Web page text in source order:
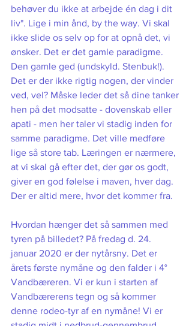
behøver du ikke at arbejde én dag i dit
liv". Lige i min ånd, by the way. Vi skal
ikke slide os selv op for at opnå det, vi
ønsker. Det er det gamle paradigme.
Den gamle ged (undskyld. Stenbuk!).
Det er der ikke rigtig nogen, der vinder
ved, vel? Måske leder det så dine tanker
hen på det modsatte - dovenskab eller
apati - men her taler vi stadig inden for
samme paradigme. Det ville medføre
lige så store tab. Læringen er nærmere,
at vi skal gå efter det, der gør os godt,
giver en god følelse i maven, hver dag.
Der er altid mere, hvor det kommer fra.
Hvordan hænger det så sammen med
tyren på billedet? På fredag d. 24.
januar 2020 er der nytårsny. Det er
årets første nymåne og den falder i 4°
Vandbæreren. Vi er kun i starten af
Vandbærerens tegn og så kommer
denne rodeo-tyr af en nymåne! Vi er